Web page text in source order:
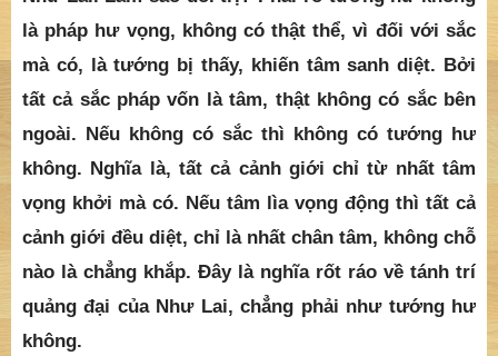
là pháp hư vọng, không có thật thể, vì đối với sắc
mà có, là tướng bị thấy, khiến tâm sanh diệt. Bởi
tất cả sắc pháp vốn là tâm, thật không có sắc bên
ngoài. Nếu không có sắc thì không có tướng hư
không. Nghĩa là, tất cả cảnh giới chỉ từ nhất tâm
vọng khởi mà có. Nếu tâm lìa vọng động thì tất cả
cảnh giới đều diệt, chỉ là nhất chân tâm, không chỗ
nào là chẳng khắp. Đây là nghĩa rốt ráo về tánh trí
quảng đại của Như Lai, chẳng phải như tướng hư
không.